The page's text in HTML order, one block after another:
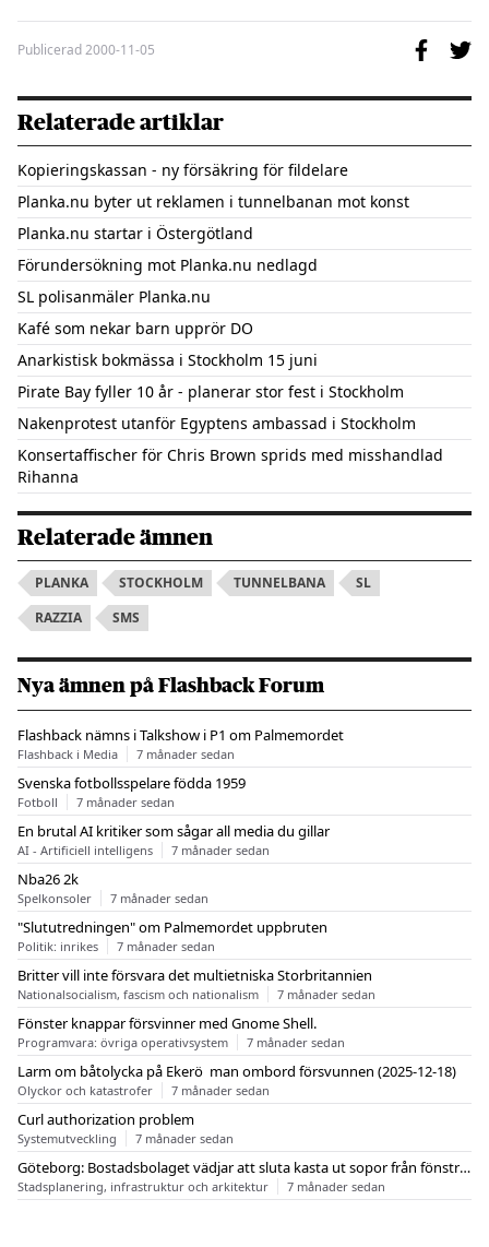
Publicerad2000-11-05
Relaterade artiklar
Kopieringskassan - ny försäkring för fildelare
Planka.nu byter ut reklamen i tunnelbanan mot konst
Planka.nu startar i Östergötland
Förundersökning mot Planka.nu nedlagd
SL polisanmäler Planka.nu
Kafé som nekar barn upprör DO
Anarkistisk bokmässa i Stockholm 15 juni
Pirate Bay fyller 10 år - planerar stor fest i Stockholm
Nakenprotest utanför Egyptens ambassad i Stockholm
Konsertaffischer för Chris Brown sprids med misshandlad
Rihanna
Relaterade ämnen
PLANKA STOCKHOLM TUNNELBANA
SL
RAZZIA
SMS
Nya ämnen på Flashback Forum
Flashback nämns i Talkshow i P1 om Palmemordet
Flashback i Media 7 månader sedan
Svenska fotbollsspelare födda 1959
Fotboll 7 månader sedan
En brutal AI kritiker som sågar all media du gillar
AI - Artificiell intelligens 7 månader sedan
Nba26 2k
Spelkonsoler 7 månader sedan
"Slututredningen" om Palmemordet uppbruten
Politik: inrikes 7 månader sedan
Britter vill inte försvara det multietniska Storbritannien
Nationalsocialism, fascism och nationalism 7 månader sedan
Fönster knappar försvinner med Gnome Shell.
Programvara: övriga operativsystem 7 månader sedan
Larm om båtolycka på Ekerö  man ombord försvunnen (2025-12-18)
Olyckor och katastrofer 7 månader sedan
Curl authorization problem
Systemutveckling 7 månader sedan
Göteborg: Bostadsbolaget vädjar att sluta kasta ut sopor från fönstren
Stadsplanering, infrastruktur och arkitektur 7 månader sedan